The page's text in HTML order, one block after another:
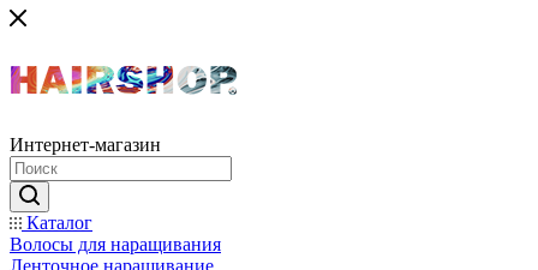
Интернет-магазин
Каталог
Волосы для наращивания
Ленточное наращивание